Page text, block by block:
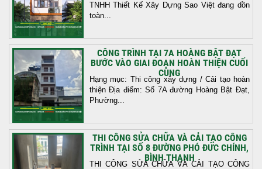
TNHH Thiết Kế Xây Dựng Sao Việt đang dồn
toàn...
CÔNG TRÌNH TẠI 7A HOÀNG BẬT ĐẠT
BƯỚC VÀO GIAI ĐOẠN HOÀN THIỆN CUỐI
CÙNG
Hạng mục: Thi công xây dựng / Cải tạo hoàn
thiện Địa điểm: Số 7A đường Hoàng Bật Đạt,
Phường...
THI CÔNG SỬA CHỮA VÀ CẢI TẠO CÔNG
TRÌNH TẠI SỐ 8 ĐƯỜNG PHÓ ĐỨC CHÍNH,
BÌNH THẠNH
THI CÔNG SỬA CHỮA VÀ CẢI TẠO CÔNG